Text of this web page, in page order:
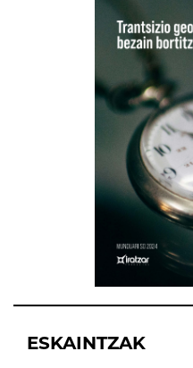
ESKAINTZAK